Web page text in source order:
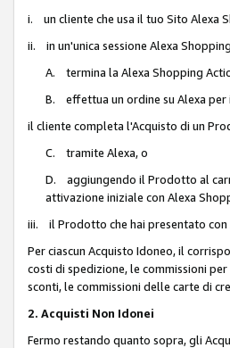
i. un cliente che usa il tuo Sito Alexa
ii. in un'unica sessione Alexa
A. termina la Alexa Shopping
B. effettua un ordine su Alexa per
il cliente completa l'Acquisto di un
C. tramite Alexa, o
D. aggiungendo il Prodotto al
attivazione iniziale con Alexa
iii. il Prodotto che hai presentato con
Per ciascun Acquisto Idoneo, il
costi di spedizione, le commissioni
sconti, le commissioni delle carte di
2. Acquisti Non Idonei
Fermo restando quanto sopra, gli